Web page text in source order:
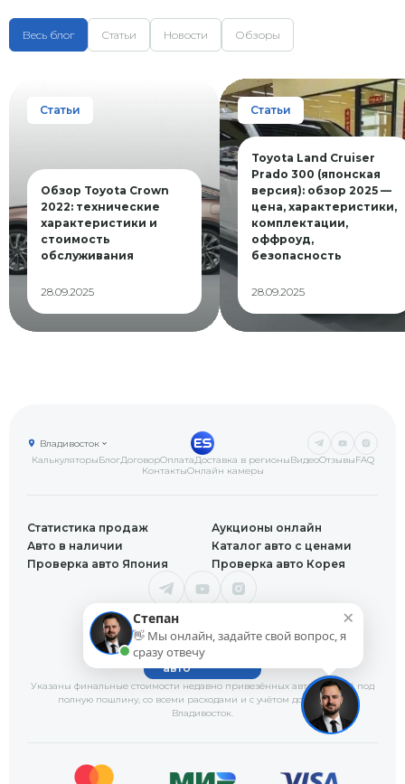
Весь блог Статьи Новости Обзоры
Статьи
Обзор Toyota Crown
2022: технические
характеристики и
стоимость
обслуживания
28.09.2025
Статьи
Toyota Land Cruiser
Prado 300 (японская
версия): обзор 2025 —
цена, характеристики,
комплектации,
оффроуд,
безопасность
28.09.2025
КалькуляторыБлогДоговорОплатаДоставка в регионыВидеоОтзывыFAQ
КонтактыОнлайн камеры
Владивосток
+7 (423) 205-46-80
Офис в г.Владивосток открыт
Статистика продаж
Аукционы онлайн
Авто в наличии
Каталог авто с ценами
Проверка авто Япония
Проверка авто Корея
Указаны финальные стоимости недавно привезённых автомобилей под
полную пошлину, со всеми расходами и с учётом доставкиво
Владивосток.
Заказать
авто
×
Степан
👋 Мы онлайн, задайте свой вопрос, я
сразу отвечу